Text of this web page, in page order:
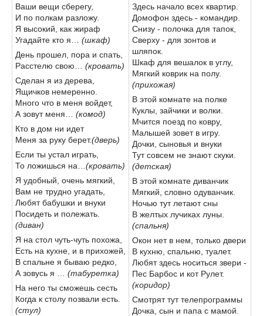
Ваши вещи сберегу,
И по полкам разложу.
Я высокий, как жираф
Угадайте кто я… (шкаф)
День прошел, пора и спать,
Расстелю свою… (кровать)
Сделан я из дерева,
Ящичков немеренно.
Много что в меня войдет,
А зовут меня… (комод)
Кто в дом ни идет
Меня за руку берет.(дверь)
Если ты устал играть,
То ложишься на… (кровать)
Я удобный, очень мягкий,
Вам не трудно угадать,
Любят бабушки и внуки
Посидеть и полежать.
(диван)
Я на стол чуть-чуть похожа,
Есть на кухне, и в прихожей,
В спальне я бываю редко,
А зовусь я … (табуретка)
На него ты сможешь сесть
Когда к столу позвали есть.
(стул)
Здесь начало всех квартир.
Домофон здесь - командир.
Снизу - полочка для тапок,
Сверху - для зонтов и
шляпок.
Шкаф для вешалок в углу,
Мягкий коврик на полу.
(прихожая)
В этой комнате на полке
Куклы, зайчики и волки.
Мчится поезд по ковру,
Малышей зовет в игру.
Дочки, сыновья и внуки
Тут совсем не знают скуки.
(детская)
В этой комнате диванчик
Мягкий, словно одуванчик.
Ночью тут летают сны
В желтых лучиках луны.
(спальня)
Окон нет в нем, только двери
В кухню, спальню, туалет.
Любят здесь носиться звери -
Пес Барбос и кот Рулет.
(коридор)
Смотрят тут телепрограммы
Дочка, сын и папа с мамой.